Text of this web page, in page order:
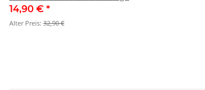
14,90 € *
Alter Preis: 32,90 €